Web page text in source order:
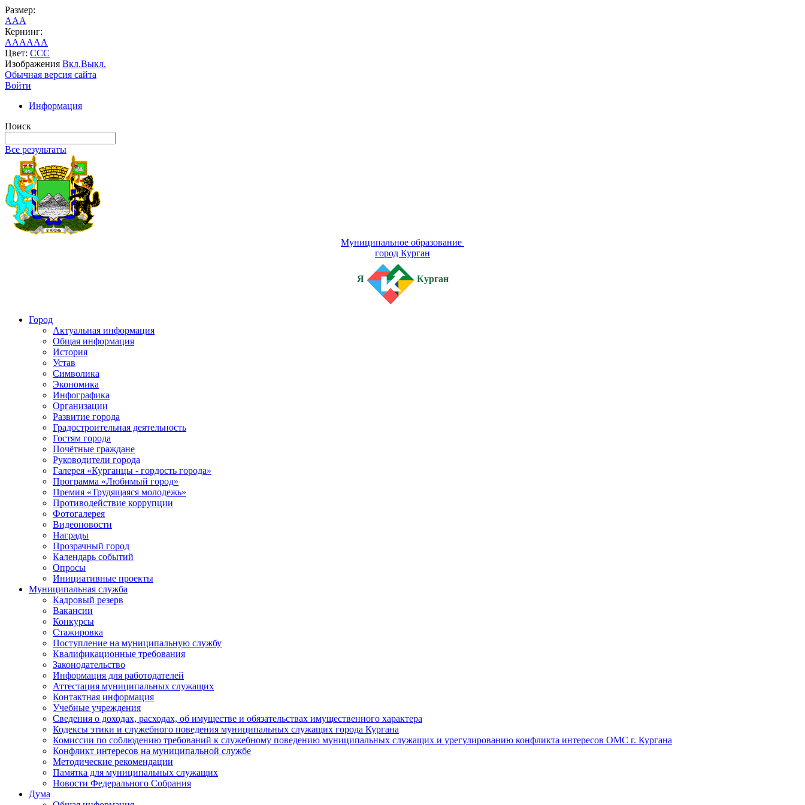
Размер:
AAA
Кернинг:
AAAAAA
Цвет: CCC
Изображения Вкл.Выкл.
Обычная версия сайта
Войти
Информация
Поиск
Все результаты
Муниципальное образование
город Курган
Я Курган
Город
Актуальная информация
Общая информация
История
Устав
Символика
Экономика
Инфографика
Организации
Развитие города
Градостроительная деятельность
Гостям города
Почётные граждане
Руководители города
Галерея «Курганцы - гордость города»
Программа «Любимый город»
Премия «Трудящаяся молодежь»
Противодействие коррупции
Фотогалерея
Видеоновости
Награды
Прозрачный город
Календарь событий
Опросы
Инициативные проекты
Муниципальная служба
Кадровый резерв
Вакансии
Конкурсы
Стажировка
Поступление на муниципальную службу
Квалификационные требования
Законодательство
Информация для работодателей
Аттестация муниципальных служащих
Контактная информация
Учебные учреждения
Сведения о доходах, расходах, об имуществе и обязательствах имущественного характера
Кодексы этики и служебного поведения муниципальных служащих города Кургана
Комиссии по соблюдению требований к служебному поведению муниципальных служащих и урегулированию конфликта интересов ОМС г. Кургана
Конфликт интересов на муниципальной службе
Методические рекомендации
Памятка для муниципальных служащих
Новости Федерального Cобрания
Дума